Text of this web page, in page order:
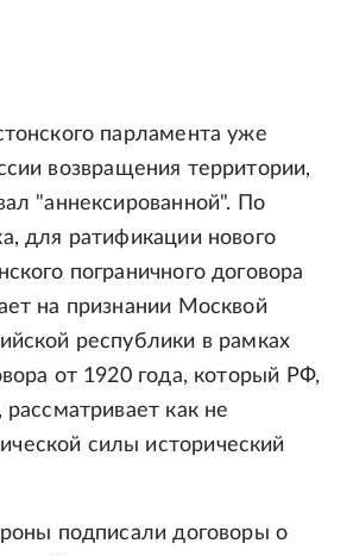
парламента уже
возвращения территории,
"аннексированной". По
для ратификации нового
пограничного договора
на признании Москвой
республики в рамках
от 1920 года, который РФ,
как не
силы исторический
подписали договоры о